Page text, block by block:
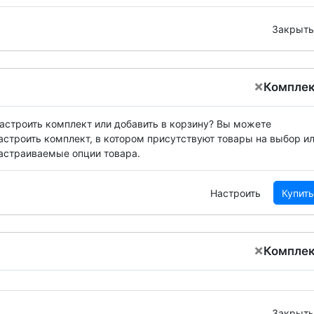
Закрыть
×
комплект или добавить в корзину? Вы можете
комплект, в котором присутствуют товары на выбор
опции товара.
Настроить Купить
×